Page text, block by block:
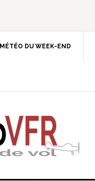
MÉTÉO DU WEEK-END